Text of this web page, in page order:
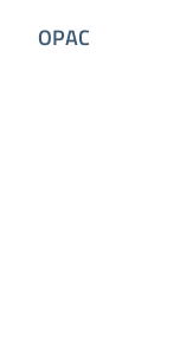
TECNICO
OPAC